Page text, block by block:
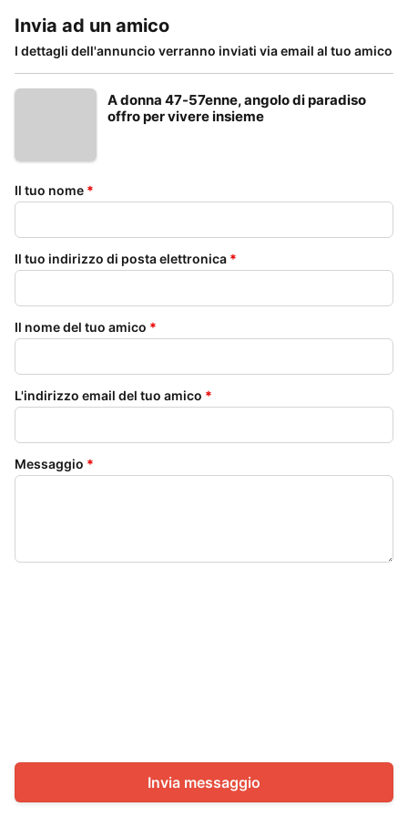
Invia ad un amico
I dettagli dell'annuncio verranno inviati via email al tuo amico
A donna 47-57enne, angolo di paradiso
offro per vivere insieme
Il tuo nome *
Il tuo indirizzo di posta elettronica *
Il nome del tuo amico *
L'indirizzo email del tuo amico *
Messaggio *
Invia messaggio